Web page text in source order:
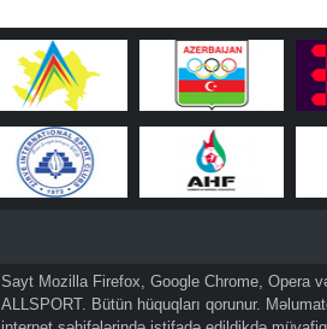
Sayt Mozilla Firefox, Google Chrome, Opera
ALLSPORT. Bütün hüquqları qorunur.